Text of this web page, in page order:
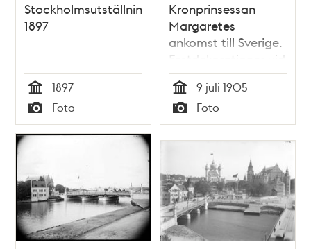
Stockholmsutställningen
1897
Tid
1897
Typ
Foto
Kronprinsessan
Margaretes
ankomst till Sverige.
Festdekorationer vid
Logårdstrappan
Tid
9 juli 1905
Typ
Foto